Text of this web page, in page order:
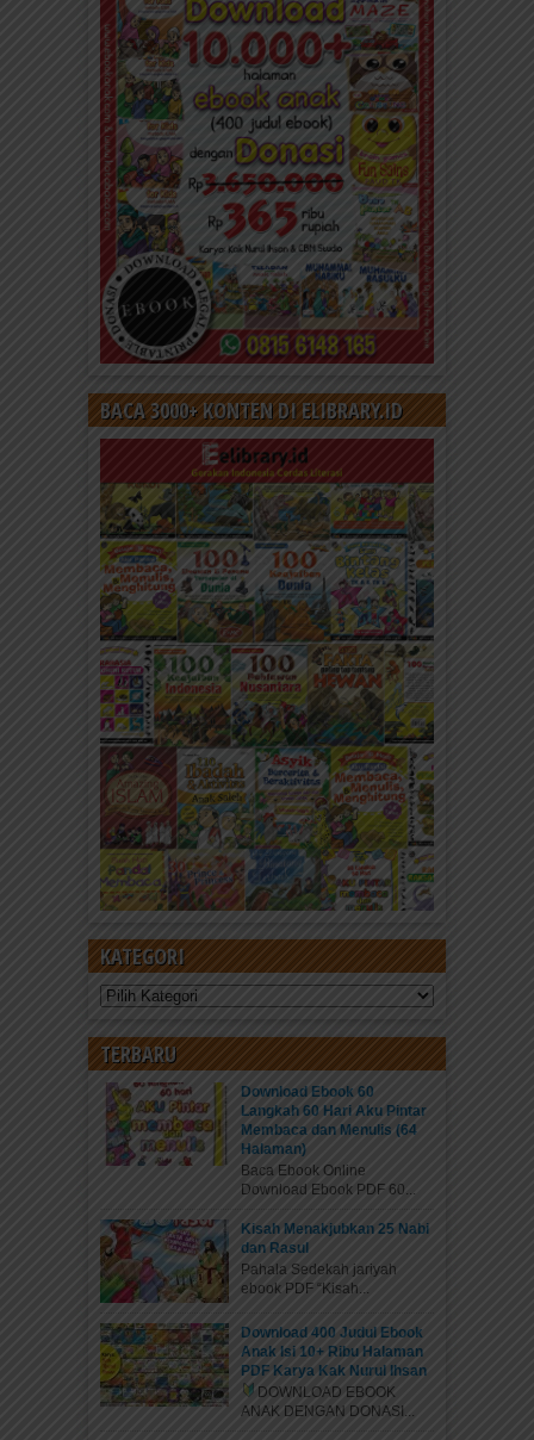
BACA 3000+ KONTEN DI ELIBRARY.ID
KATEGORI
Kategori
TERBARU
Download Ebook 60
Langkah 60 Hari Aku Pintar
Membaca dan Menulis (64
Halaman)
Baca Ebook Online
Download Ebook PDF 60...
Kisah Menakjubkan 25 Nabi
dan Rasul
Pahala Sedekah jariyah
ebook PDF “Kisah...
Download 400 Judul Ebook
Anak Isi 10+ Ribu Halaman
PDF Karya Kak Nurul Ihsan
DOWNLOAD EBOOK
ANAK DENGAN DONASI...